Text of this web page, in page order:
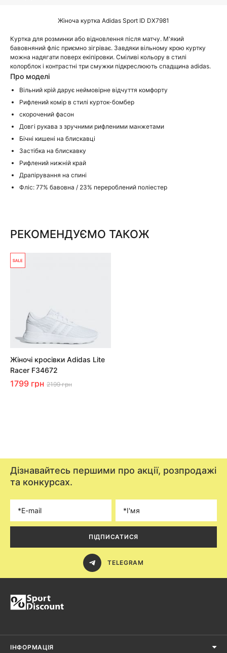
Жіноча куртка Adidas Sport ID DX7981
Куртка для розминки або відновлення після матчу. М'який
бавовняний фліс приємно зігріває. Завдяки вільному крою куртку
можна надягати поверх екіпіровки. Сміливі кольору в стилі
колорблок і контрастні три смужки підкреслюють спадщина adidas.
Про моделі
Вільний крій дарує неймовірне відчуття комфорту
Рифлений комір в стилі курток-бомбер
скорочений фасон
Довгі рукава з зручними рифленими манжетами
Бічні кишені на блискавці
Застібка на блискавку
Рифлений нижній край
Драпірування на спині
Фліс: 77% бавовна / 23% перероблений поліестер
РЕКОМЕНДУЄМО ТАКОЖ
Жіночі кросівки Adidas Lite
Racer F34672
1799 грн 2199 грн
Дізнавайтесь першими про акції, розпродажі
та конкурсах.
ПІДПИСАТИСЯ
TELEGRAM
ІНФОРМАЦІЯ